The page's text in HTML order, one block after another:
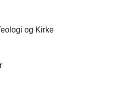
og Kirke